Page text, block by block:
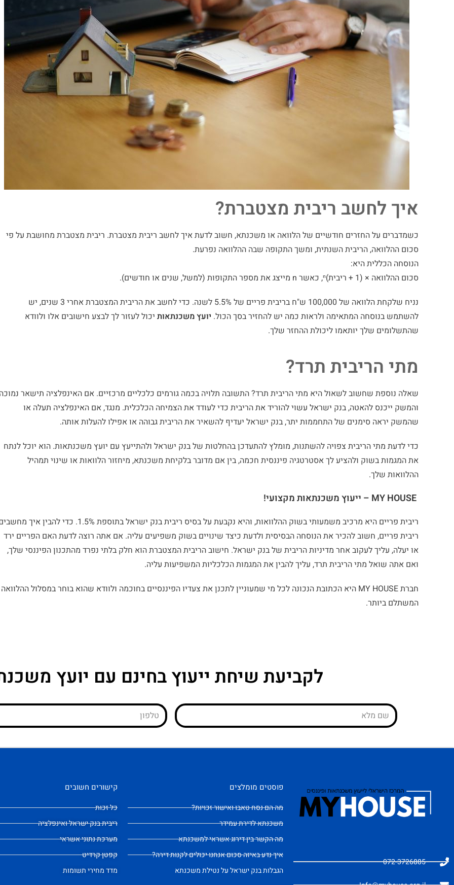
איך לחשב ריבית מצטברת?
כשמדברים על החזרים חודשיים של הלוואה או משכנתא, חשוב לדעת איך לחשב ריבית מצטברת. ריבית מצטברת מחושבת על פי
סכום ההלוואה, הריבית השנתית, ומשך התקופה שבה ההלוואה נפרעת.
הנוסחה הכללית היא:
סכום ההלוואה × (1 + ריבית)ⁿ, כאשר n מייצג את מספר התקופות (למשל, שנים או חודשים).
נניח שלקחת הלוואה של 100,000 ש"ח בריבית פריים של 5.5% לשנה. כדי לחשב את הריבית המצטברת אחרי 3 שנים, יש
להשתמש בנוסחה המתאימה ולראות כמה יש להחזיר בסך הכול. יועץ משכנתאות יכול לעזור לך לבצע חישובים אלו ולוודא
שהתשלומים שלך יותאמו ליכולת ההחזר שלך.
מתי הריבית תרד?
שאלה נוספת שחשוב לשאול היא מתי הריבית תרד? התשובה תלויה בכמה גורמים כלכליים מרכזיים. אם האינפלציה תישאר נמוכה
והמשק ייכנס להאטה, בנק ישראל עשוי להוריד את הריבית כדי לעודד את הצמיחה הכלכלית. מנגד, אם האינפלציה תעלה או
שהמשק יראה סימנים של התחממות יתר, בנק ישראל יעדיף להשאיר את הריבית גבוהה או אפילו להעלות אותה.
כדי לדעת מתי הריבית צפויה להשתנות, מומלץ להתעדכן בהחלטות של בנק ישראל ולהתייעץ עם יועץ משכנתאות. הוא יוכל לנתח
את המגמות בשוק ולהציע לך אסטרטגיה פיננסית חכמה, בין אם מדובר בלקיחת משכנתא, מיחזור הלוואות או שינוי תמהיל
ההלוואות שלך.
ריבית פריים היא מרכיב משמעותי בשוק ההלוואות, והיא נקבעת על בסיס ריבית בנק ישראל בתוספת 1.5%. כדי להבין איך
ריבית פריים, חשוב להכיר את הנוסחה הבסיסית ולדעת כיצד שינויים בשוק משפיעים עליה. אם אתה רוצה לדעת האם הפריים ירד
או יעלה, עליך לעקוב אחר מדיניות הריבית של בנק ישראל. חישוב הריבית המצטברת הוא חלק בלתי נפרד מהתכנון הפיננסי שלך,
ואם אתה שואל מתי הריבית תרד, עליך להבין את המגמות הכלכליות המשפיעות עליה.
חברת MY HOUSE היא הכתובת הנכונה לכל מי שמעוניין לתכנן את צעדיו הפיננסיים בחוכמה ולוודא שהוא בוחר במסלול ההלוואה
המשתלם ביותר.
לקביעת שיחת ייעוץ בחינם עם יועץ
072-3726885
פוסטים מומלצים
מה הם נסח טאבו ואישור זכויות?
משכנתא לדירת עמידר
מה הקשר בין דירוג אשראי למשכנתא
איך נדע באיזה סכום אנחנו יכולים לקנות דירה?
הגבלות בנק ישראל על נטילת משכנתא
קישורים חשובים
כל זכות
ריבית בנק ישראל ואינפלציה
מערכת נתוני אשראי
קפטן קרדיט
מדד מחירי תשומות